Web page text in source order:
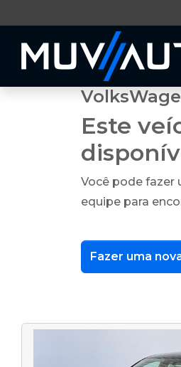
Este
Você pode fazer
equipe para
Fazer uma